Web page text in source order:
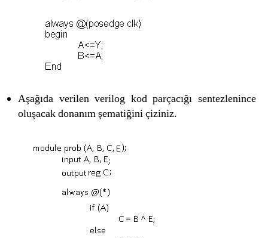
Aşağıda verilen verilog kod parçacığı sentezlenince
oluşacak donanım şematiğini çiziniz.